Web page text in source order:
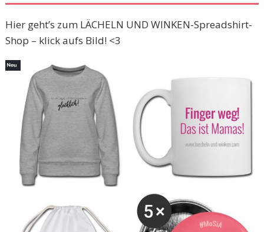
Hier geht’s zum LÄCHELN UND WINKEN-Spreadshirt-
Shop – klick aufs Bild! <3